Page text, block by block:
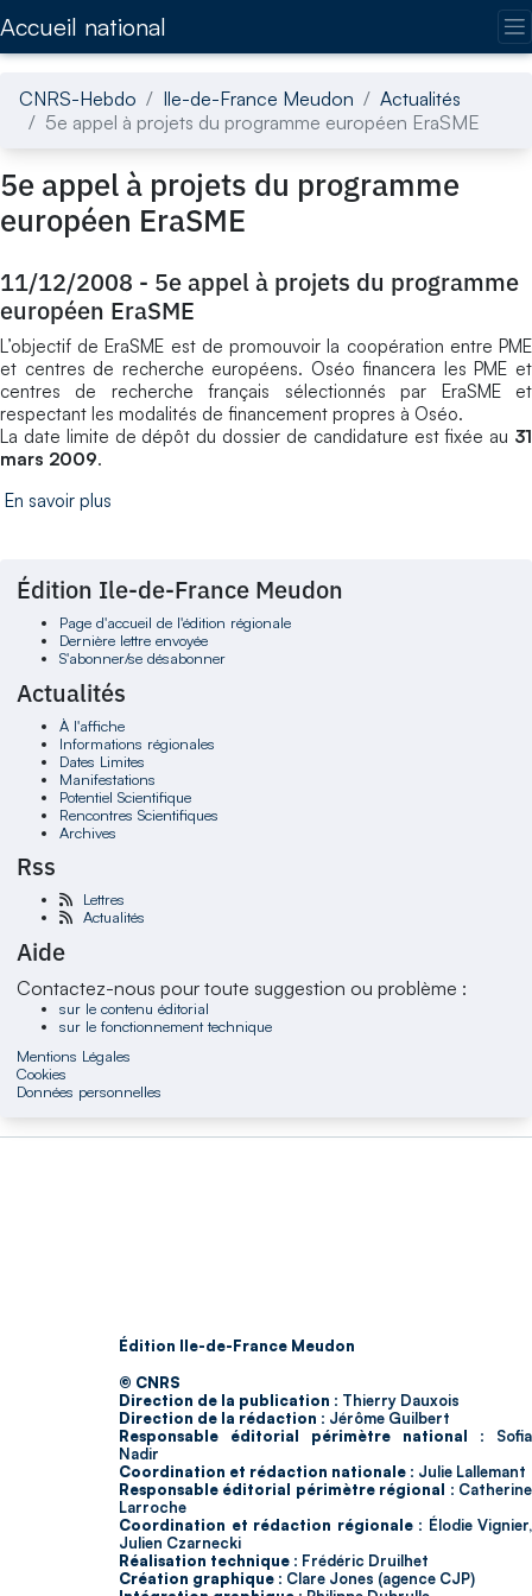
Accueil national
CNRS-Hebdo Ile-de-France Meudon
Actualités
5e appel à projets du programme européen EraSME
5e appel à projets du programme
européen EraSME
11/12/2008 - 5e appel à projets du programme
européen EraSME
L’objectif de EraSME est de promouvoir la coopération entre PME
et centres de recherche européens. Oséo financera les PME et
centres de recherche français sélectionnés par EraSME et
respectant les modalités de financement propres à Oséo.
La date limite de dépôt du dossier de candidature est fixée au 31
mars 2009.
En savoir plus
Édition Ile-de-France Meudon
Page d'accueil de l'édition régionale
Dernière lettre envoyée
S'abonner/se désabonner
Actualités
À l'affiche
Informations régionales
Dates Limites
Manifestations
Potentiel Scientifique
Rencontres Scientifiques
Archives
Rss
Lettres
Actualités
Aide
Contactez-nous pour toute suggestion ou problème :
sur le contenu éditorial
sur le fonctionnement technique
Mentions Légales
Cookies
Données personnelles
Édition Ile-de-France Meudon
© CNRS
Direction de la publication : Thierry Dauxois
Direction de la rédaction : Jérôme Guilbert
Responsable éditorial périmètre national : Sofia
Nadir
Coordination et rédaction nationale : Julie Lallemant
Responsable éditorial périmètre régional : Catherine
Larroche
Coordination et rédaction régionale : Élodie Vignier,
Julien Czarnecki
Réalisation technique : Frédéric Druilhet
Création graphique : Clare Jones (agence CJP)